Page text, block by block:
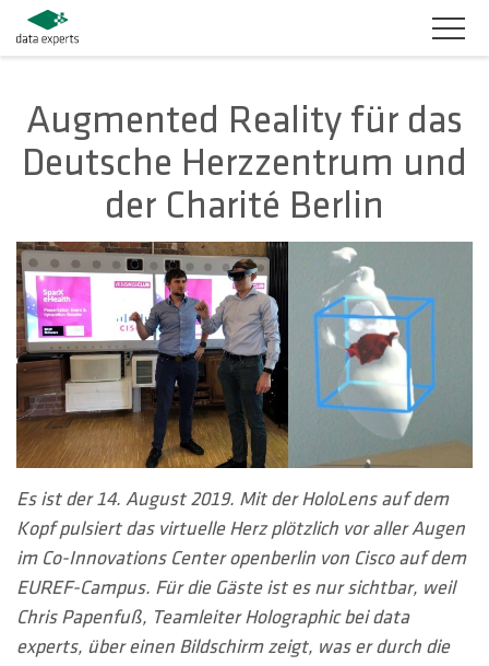
PRODUKTLÖSUNGEN
SERVICES
KARRIERE
UNTERNEHMEN
KUNDENBEREICH
KONTAKT
HOTLINES
Suche
Augmented Reality für das
Deutsche Herzzentrum und
der Charité Berlin
Es ist der 14. August 2019. Mit der HoloLens auf dem
Kopf pulsiert das virtuelle Herz plötzlich vor aller Augen
im Co-Innovations Center openberlin von Cisco auf dem
EUREF-Campus. Für die Gäste ist es nur sichtbar, weil
Chris Papenfuß, Teamleiter Holographic bei data
experts, über einen Bildschirm zeigt, was er durch die